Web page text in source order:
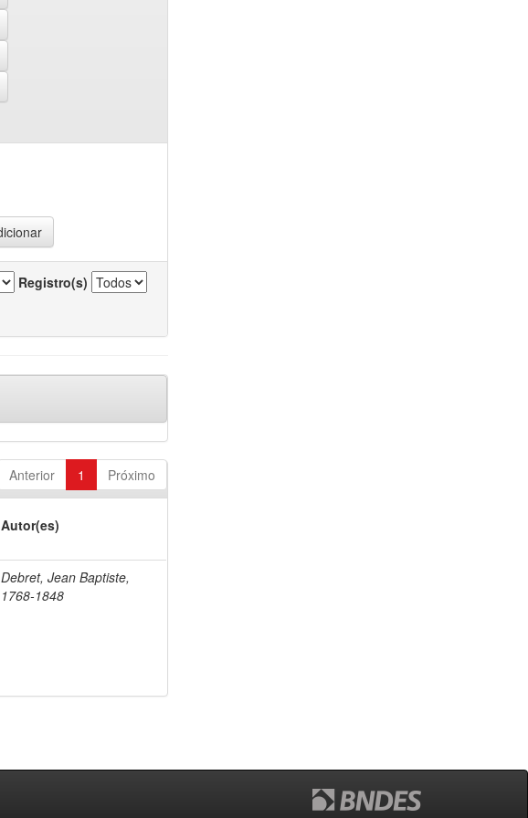
Registro(s)
Anterior 1 Próximo
Autor(es)
Debret, Jean Baptiste,
1768-1848